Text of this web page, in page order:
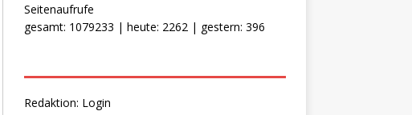
Seitenaufrufe
gesamt: 1079233 | heute: 2262 | gestern: 396
Redaktion: Login